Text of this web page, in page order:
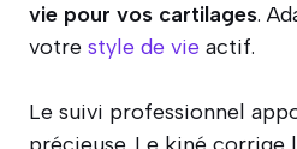
vie pour vos cartilages.
votre style de vie actif.
Le suivi professionnel